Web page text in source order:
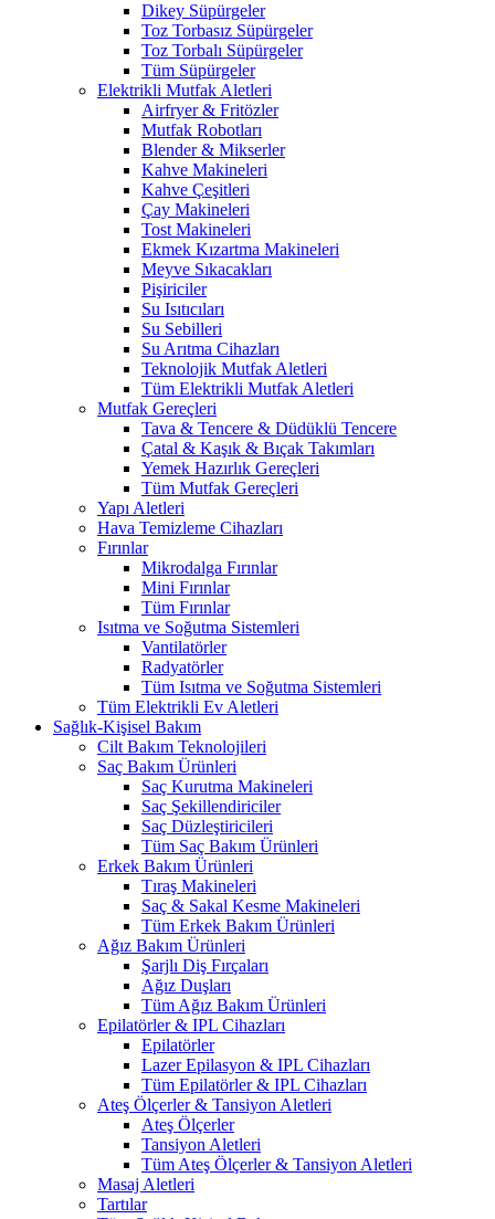
Dikey Süpürgeler
Toz Torbasız Süpürgeler
Toz Torbalı Süpürgeler
Tüm Süpürgeler
Elektrikli Mutfak Aletleri
Airfryer & Fritözler
Mutfak Robotları
Blender & Mikserler
Kahve Makineleri
Kahve Çeşitleri
Çay Makineleri
Tost Makineleri
Ekmek Kızartma Makineleri
Meyve Sıkacakları
Pişiriciler
Su Isıtıcıları
Su Sebilleri
Su Arıtma Cihazları
Teknolojik Mutfak Aletleri
Tüm Elektrikli Mutfak Aletleri
Mutfak Gereçleri
Tava & Tencere & Düdüklü Tencere
Çatal & Kaşık & Bıçak Takımları
Yemek Hazırlık Gereçleri
Tüm Mutfak Gereçleri
Yapı Aletleri
Hava Temizleme Cihazları
Fırınlar
Mikrodalga Fırınlar
Mini Fırınlar
Tüm Fırınlar
Isıtma ve Soğutma Sistemleri
Vantilatörler
Radyatörler
Tüm Isıtma ve Soğutma Sistemleri
Tüm Elektrikli Ev Aletleri
Sağlık-Kişisel Bakım
Cilt Bakım Teknolojileri
Saç Bakım Ürünleri
Saç Kurutma Makineleri
Saç Şekillendiriciler
Saç Düzleştiricileri
Tüm Saç Bakım Ürünleri
Erkek Bakım Ürünleri
Tıraş Makineleri
Saç & Sakal Kesme Makineleri
Tüm Erkek Bakım Ürünleri
Ağız Bakım Ürünleri
Şarjlı Diş Fırçaları
Ağız Duşları
Tüm Ağız Bakım Ürünleri
Epilatörler & IPL Cihazları
Epilatörler
Lazer Epilasyon & IPL Cihazları
Tüm Epilatörler & IPL Cihazları
Ateş Ölçerler & Tansiyon Aletleri
Ateş Ölçerler
Tansiyon Aletleri
Tüm Ateş Ölçerler & Tansiyon Aletleri
Masaj Aletleri
Tartılar